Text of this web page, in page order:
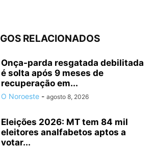
RELACIONADOS
Onça-parda resgatada debilitada
é solta após 9 meses de
recuperação em...
O Noroeste - agosto 8, 2026
Eleições 2026: MT tem 84 mil
eleitores analfabetos aptos a
votar...